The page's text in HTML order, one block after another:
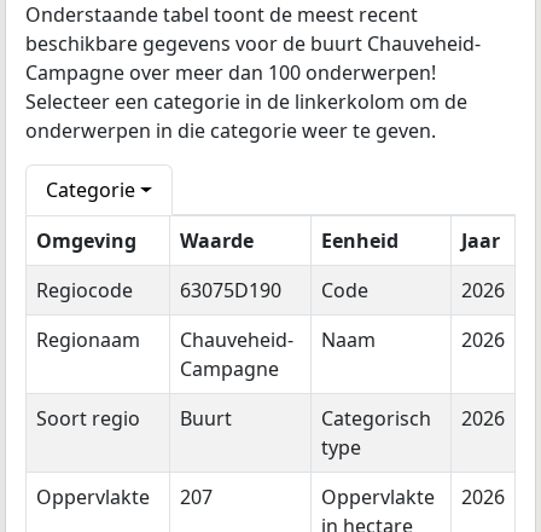
Onderstaande tabel toont de meest recent
beschikbare gegevens voor de buurt Chauveheid-
Campagne over meer dan 100 onderwerpen!
Selecteer een categorie in de linkerkolom om de
onderwerpen in die categorie weer te geven.
Categorie
Omgeving
Waarde Eenheid
Jaar
Regiocode
63075D190 Code
2026
Regionaam
Chauveheid-
Campagne
Naam 2026
Soort regio Buurt
Categorisch
type
2026
Oppervlakte 207
Oppervlakte
in hectare
2026